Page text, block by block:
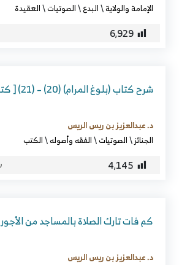
الإمامة والولاية\البدع\الصوتيات\العقيدة
6٬929
شرح كتاب (بلوغ المرام) (20) – (21) [ كتاب الجنائز ]
د. عبدالعزيز بن ريس الريس
الجنائز\الصوتيات\الفقه وأصوله\الكتب
4٬145
كم فات تارك الصلاة بالمساجد من الأجور
د. عبدالعزيز بن ريس الريس